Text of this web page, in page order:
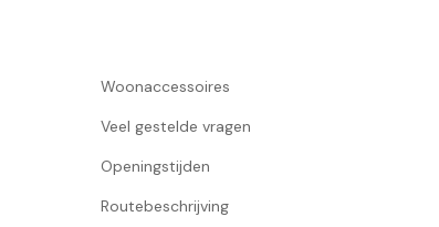
Woonaccessoires
Veel gestelde vragen
Openingstijden
Routebeschrijving